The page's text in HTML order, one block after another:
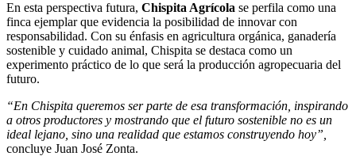
En esta perspectiva futura, Chispita Agrícola se perfila como una
finca ejemplar que evidencia la posibilidad de innovar con
responsabilidad. Con su énfasis en agricultura orgánica, ganadería
sostenible y cuidado animal, Chispita se destaca como un
experimento práctico de lo que será la producción agropecuaria del
futuro.
“En Chispita queremos ser parte de esa transformación, inspirando
a otros productores y mostrando que el futuro sostenible no es un
ideal lejano, sino una realidad que estamos construyendo hoy”,
concluye Juan José Zonta.